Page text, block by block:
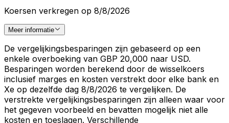
Koersen verkregen op 8/8/2026
Meer informatie
De vergelijkingsbesparingen zijn gebaseerd op een
enkele overboeking van GBP 20,000 naar USD.
Besparingen worden berekend door de wisselkoers
inclusief marges en kosten verstrekt door elke bank en
Xe op dezelfde dag 8/8/2026 te vergelijken. De
verstrekte vergelijkingsbesparingen zijn alleen waar voor
het gegeven voorbeeld en bevatten mogelijk niet alle
kosten en toeslagen. Verschillende